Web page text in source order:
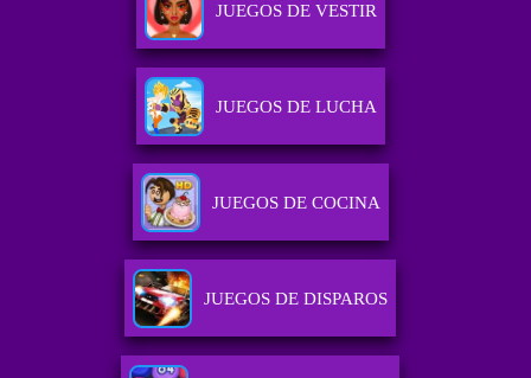
JUEGOS DE VESTIR
JUEGOS DE LUCHA
JUEGOS DE COCINA
JUEGOS DE DISPAROS